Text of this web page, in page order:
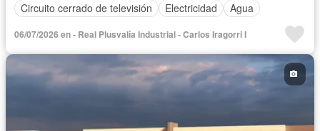
Circuito cerrado de televisión
Electricidad Agua
06/07/2026 en - Real Plusvalía Industrial - Carlos Iragorri I